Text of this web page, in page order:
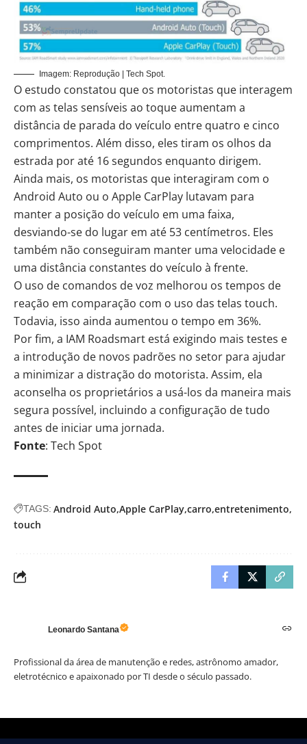
Imagem: Reprodução | Tech Spot.
O estudo constatou que os motoristas que interagem
com as telas sensíveis ao toque aumentam a
distância de parada do veículo entre quatro e cinco
comprimentos. Além disso, eles tiram os olhos da
estrada por até 16 segundos enquanto dirigem.
Ainda mais, os motoristas que interagiram com o
Android Auto ou o Apple CarPlay lutavam para
manter a posição do veículo em uma faixa,
desviando-se do lugar em até 53 centímetros. Eles
também não conseguiram manter uma velocidade e
uma distância constantes do veículo à frente.
O uso de comandos de voz melhorou os tempos de
reação em comparação com o uso das telas touch.
Todavia, isso ainda aumentou o tempo em 36%.
Por fim, a IAM Roadsmart está exigindo mais testes e
a introdução de novos padrões no setor para ajudar
a minimizar a distração do motorista. Assim, ela
aconselha os proprietários a usá-los da maneira mais
segura possível, incluindo a configuração de tudo
antes de iniciar uma jornada.
Fonte: Tech Spot
TAGS: Android Auto Apple CarPlay carro entretenimento
touch
Leonardo Santana
Profissional da área de manutenção e redes, astrônomo amador,
eletrotécnico e apaixonado por TI desde o século passado.